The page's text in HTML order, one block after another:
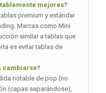
mejores?
premium y estándar
Marcas como Mini
similar a tablas que
es evitar tablas de
cambiarse?
notable de pop (no
(capas separándose),